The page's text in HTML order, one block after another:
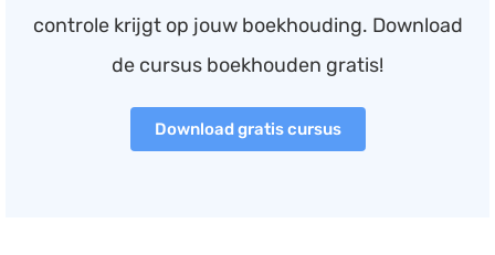
controle krijgt op jouw boekhouding. Download
de cursus boekhouden gratis!
Download gratis cursus